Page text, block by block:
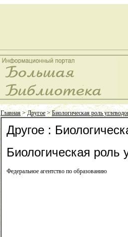
Главная>Другое>Биологическая роль
Другое :
Биологическая роль
Федеральное агентство по образованию